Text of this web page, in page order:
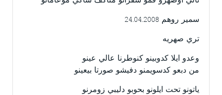
سمير روهم 24.04.2008
تري صهريه
وعدو ايلا كدوبينو كنوطرنا عالي عينو
من دبعو كدسويمنو دفيشو صورتا بيعينو
ياتونو تحت ايلونو بحوبو دليبي زومرنو